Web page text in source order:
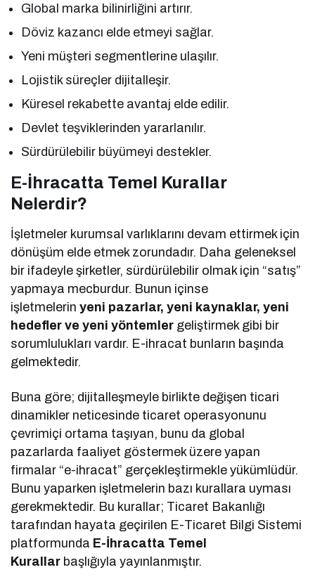
Global marka bilinirliğini artırır.
Döviz kazancı elde etmeyi sağlar.
Yeni müşteri segmentlerine ulaşılır.
Lojistik süreçler dijitalleşir.
Küresel rekabette avantaj elde edilir.
Devlet teşviklerinden yararlanılır.
Sürdürülebilir büyümeyi destekler.
E-İhracatta Temel Kurallar
Nelerdir?
İşletmeler kurumsal varlıklarını devam ettirmek için
dönüşüm elde etmek zorundadır. Daha geleneksel
bir ifadeyle şirketler, sürdürülebilir olmak için “satış”
yapmaya mecburdur. Bunun içinse
işletmelerinyeni pazarlar, yeni kaynaklar, yeni
hedefler ve yeni yöntemler geliştirmek gibi bir
sorumlulukları vardır. E-ihracat bunların başında
gelmektedir.
Buna göre; dijitalleşmeyle birlikte değişen ticari
dinamikler neticesinde ticaret operasyonunu
çevrimiçi ortama taşıyan, bunu da global
pazarlarda faaliyet göstermek üzere yapan
firmalar “e-ihracat” gerçekleştirmekle yükümlüdür.
Bunu yaparken işletmelerin bazı kurallara uyması
gerekmektedir. Bu kurallar; Ticaret Bakanlığı
tarafından hayata geçirilen E-Ticaret Bilgi Sistemi
platformunda E-İhracatta Temel
Kurallar başlığıyla yayınlanmıştır.